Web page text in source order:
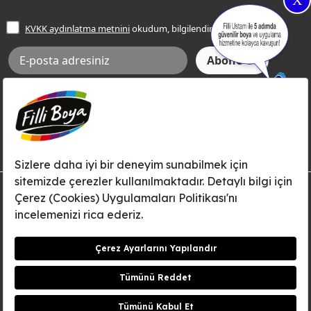
Frezya Rengi
Bilgi Toplumu Hizmetleri
İnternet Sitesi Kullanım Koşulları
KVKK Talep Formu
KVKK Aydınlatma Metni
KVKK aydınlatma metniniokudum, bilgilendim.
Aksi tarafımca bildirilene dek, Betek Boya ve Kimya Sanayi A.Ş.'nin
Filli Boya dahil tüm markaları ile ilgili kampanya, duyuru, hizmetler ve
tanıtım faaliyetleri vb. ile ilgili olarak e-posta yoluyla şahsıma
© Filli Boya 2026. Tüm Hakları Saklıdır.